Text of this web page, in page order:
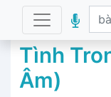
Tình
Âm)